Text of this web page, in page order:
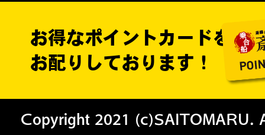
お得なポイントカードを
お配りしております！
Copyright 2021 (c)SAITOMARU.